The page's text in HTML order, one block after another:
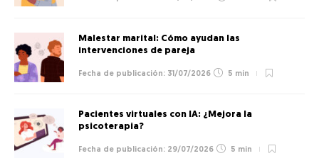
Malestar marital: Cómo ayudan las
intervenciones de pareja
31/07/2026 5 min
Pacientes virtuales con IA: ¿Mejora la
psicoterapia?
29/07/2026 5 min